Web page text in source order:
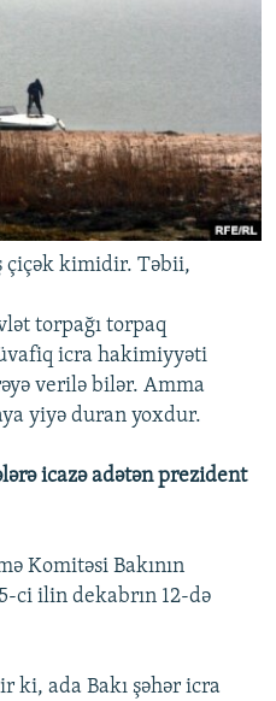
çiçək kimidir. Təbii,
torpağı torpaq
icra hakimiyyəti
verilə bilər. Amma
yiyə duran yoxdur.
icazə adətən prezident
Komitəsi Bakının
ci ilin dekabrın 12-də
ki, ada Bakı şəhər icra